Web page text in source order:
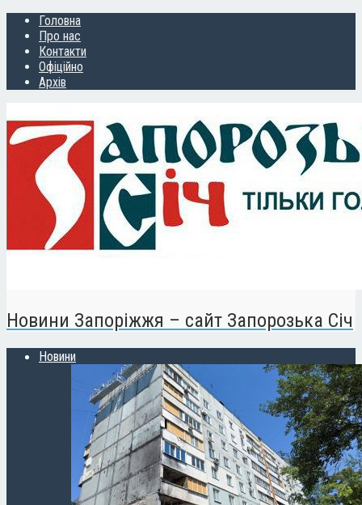
Головна
Про нас
Контакти
Офіційно
Архів
Новини Запоріжжя – сайт Запорозька Січ
Новини